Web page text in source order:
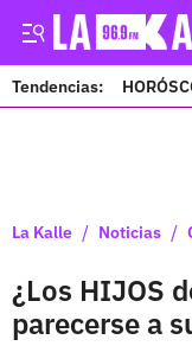
Tendencias:
La Kalle / Noticias /
¿Los HIJOS
parecerse a